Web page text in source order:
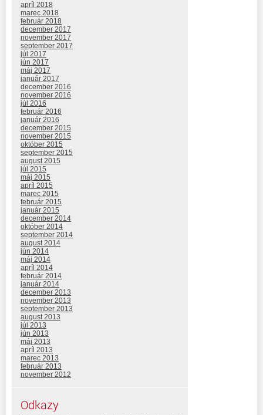
apríl 2018
marec 2018
február 2018
december 2017
november 2017
september 2017
júl 2017
jún 2017
máj 2017
január 2017
december 2016
november 2016
júl 2016
február 2016
január 2016
december 2015
november 2015
október 2015
september 2015
august 2015
júl 2015
máj 2015
apríl 2015
marec 2015
február 2015
január 2015
december 2014
október 2014
september 2014
august 2014
jún 2014
máj 2014
apríl 2014
február 2014
január 2014
december 2013
november 2013
september 2013
august 2013
júl 2013
jún 2013
máj 2013
apríl 2013
marec 2013
február 2013
november 2012
Odkazy